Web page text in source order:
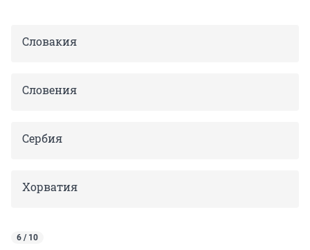
Словакия
Словения
Сербия
Хорватия
6 / 10